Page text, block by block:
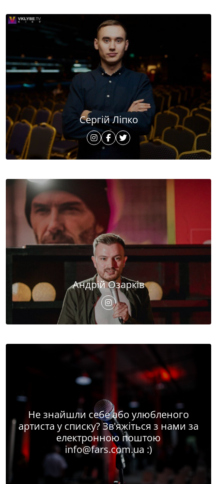
Сергій Ліпко
Андрій Озарків
Не знайшли себе або улюбленого
артиста у списку? Зв'яжіться з нами за
електронною поштою
info@fars.com.ua :)